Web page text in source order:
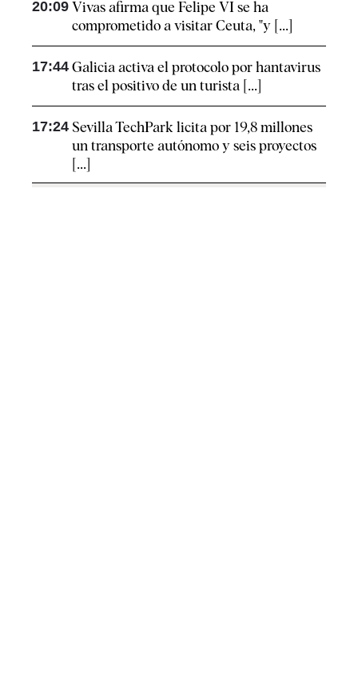
20:09 Vivas afirma que Felipe VI se ha
comprometido a visitar Ceuta, "y [...]
17:44 Galicia activa el protocolo por hantavirus
tras el positivo de un turista [...]
17:24 Sevilla TechPark licita por 19,8 millones
un transporte autónomo y seis proyectos
[...]